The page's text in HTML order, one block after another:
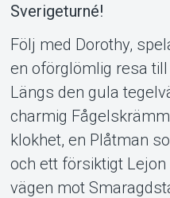
Sverigeturné!
Följ med Dorothy,
en oförglömlig resa
Längs den gula
charmig
klokhet, en Plåtman
och ett försiktigt
vägen mot